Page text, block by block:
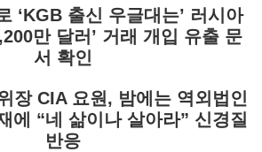
‘KGB 출신 우글대는’ 러시아
만 달러’ 거래 개입 유출 문
서 확인
장 CIA 요원, 밤에는 역외법인
에 “네 삶이나 살아라” 신경질
반응